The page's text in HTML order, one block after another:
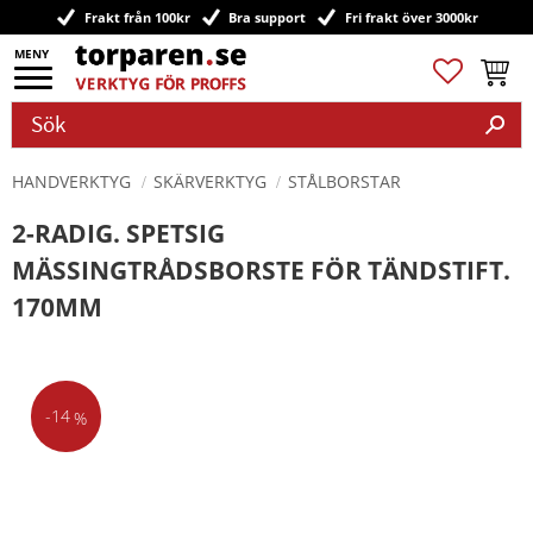
Meny
Frakt från 100kr Bra support Fri frakt över 3000kr
Favoriter
HANDVERKTYG SKÄRVERKTYG STÅLBORSTAR
2-RADIG. SPETSIG
MÄSSINGTRÅDSBORSTE FÖR TÄNDSTIFT.
170MM
14%